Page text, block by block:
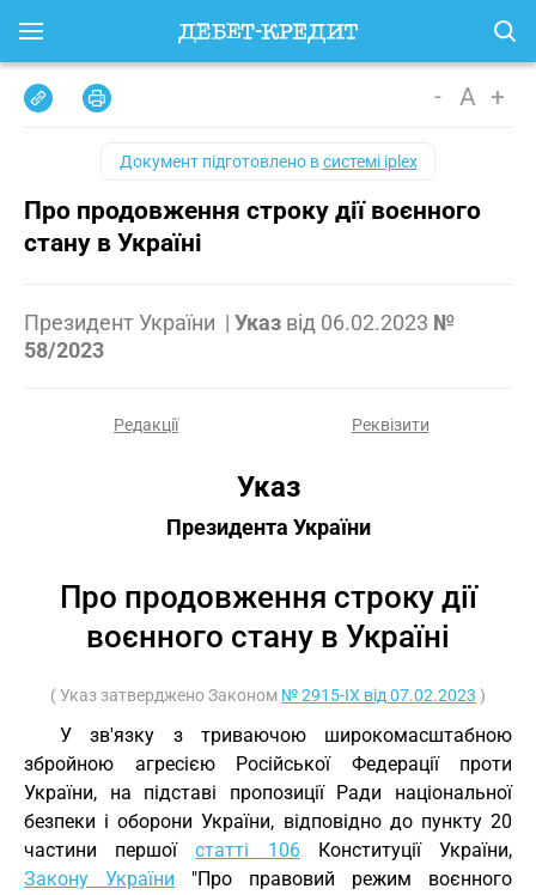
- A +
Документ підготовлено всистемі iplex
Про продовження строку дії воєнного
стану в Україні
Президент України | Указ від 06.02.2023 №
58/2023
Редакції Реквізити
Указ
Президента України
Про продовження строку дії
воєнного стану в Україні
( Указ затверджено Законом № 2915-IX від 07.02.2023 )
У зв'язку з триваючою широкомасштабною
збройною агресією Російської Федерації проти
України, на підставі пропозиції Ради національної
безпеки і оборони України, відповідно до пункту 20
частини першоїстатті 106Конституції України,
Закону України "Про правовий режим воєнного